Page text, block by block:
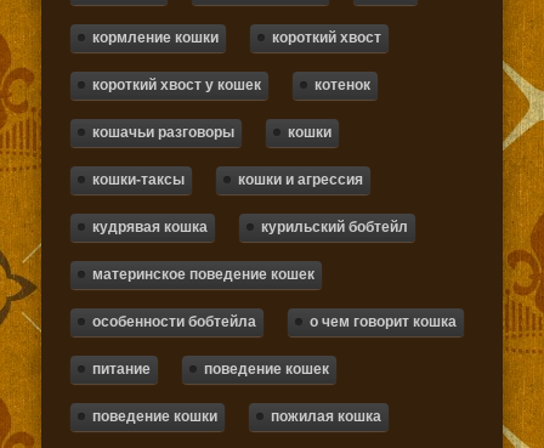
кормление кошки короткий хвост
короткий хвост у кошек котенок
кошачьи разговоры кошки
кошки-таксы кошки и агрессия
кудрявая кошка курильский бобтейл
материнское поведение кошек
особенности бобтейла о чем говорит кошка
питание поведение кошек
поведение кошки пожилая кошка